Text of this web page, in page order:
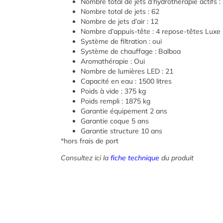
Nombre total de jets : 62
Nombre de jets d’air : 12
Nombre d’appuis-tête : 4 repose-têtes Luxe
Système de filtration : oui
Système de chauffage : Balboa
Aromathérapie : Oui
Nombre de lumières LED : 21
Capacité en eau : 1500 litres
Poids à vide : 375 kg
Poids rempli : 1875 kg
Garantie équipement 2 ans
Garantie coque 5 ans
Garantie structure 10 ans
*hors frais de port
Consultez ici la fiche technique du produit